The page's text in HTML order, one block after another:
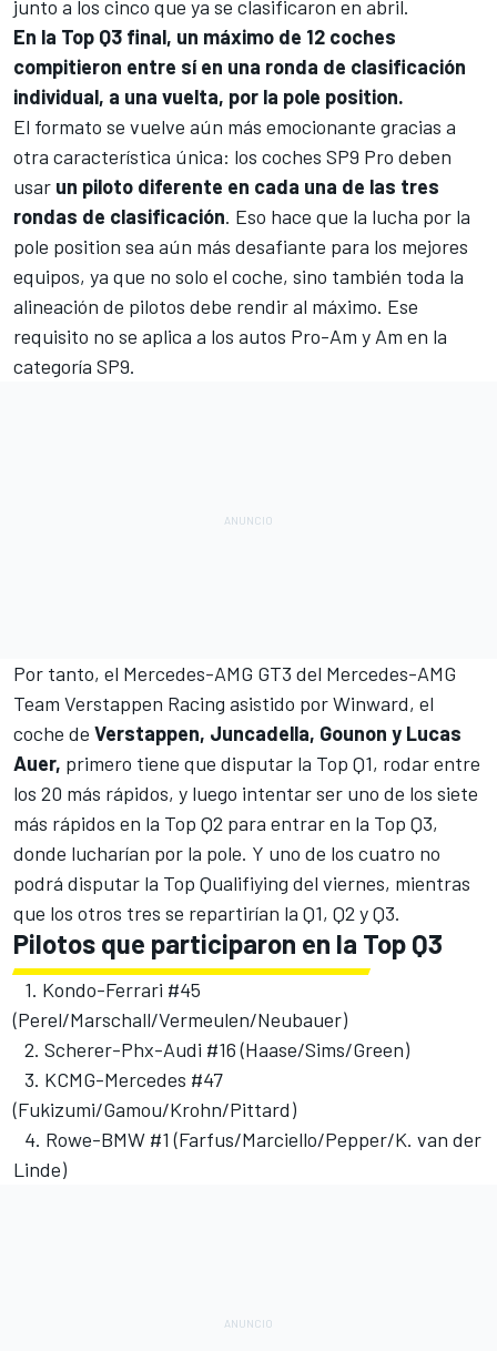
junto a los cinco que ya se clasificaron en abril.
En la Top Q3 final, un máximo de 12 coches
compitieron entre sí en una ronda de clasificación
individual, a una vuelta, por la pole position.
El formato se vuelve aún más emocionante gracias a
otra característica única: los coches SP9 Pro deben
usar un piloto diferente en cada una de las tres
rondas de clasificación. Eso hace que la lucha por la
pole position sea aún más desafiante para los mejores
equipos, ya que no solo el coche, sino también toda la
alineación de pilotos debe rendir al máximo. Ese
requisito no se aplica a los autos Pro-Am y Am en la
categoría SP9.
Por tanto, el Mercedes-AMG GT3 del Mercedes-AMG
Team Verstappen Racing asistido por Winward, el
coche de Verstappen, Juncadella, Gounon y Lucas
Auer, primero tiene que disputar la Top Q1, rodar entre
los 20 más rápidos, y luego intentar ser uno de los siete
más rápidos en la Top Q2 para entrar en la Top Q3,
donde lucharían por la pole. Y uno de los cuatro no
podrá disputar la Top Qualifiying del viernes, mientras
que los otros tres se repartirían la Q1, Q2 y Q3.
Pilotos que participaron en la Top Q3
1.⁠ ⁠Kondo-Ferrari #45
(Perel/Marschall/Vermeulen/Neubauer)
2.⁠ ⁠Scherer-Phx-Audi #16 (Haase/Sims/Green)
3.⁠ ⁠KCMG-Mercedes #47
(Fukizumi/Gamou/Krohn/Pittard)
4.⁠ ⁠Rowe-BMW #1 (Farfus/Marciello/Pepper/K. van der
Linde)